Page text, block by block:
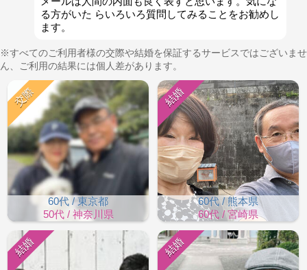
る方がいた らいろいろ質問してみることをお勧めし
ます。
※すべてのご利用者様の交際や結婚を保証するサービスではございませ
ん、ご利用の結果には個人差があります。
60代 / 東京都
50代 / 神奈川県
交際
60代 / 熊本県
60代 / 宮崎県
結婚
結婚 結婚